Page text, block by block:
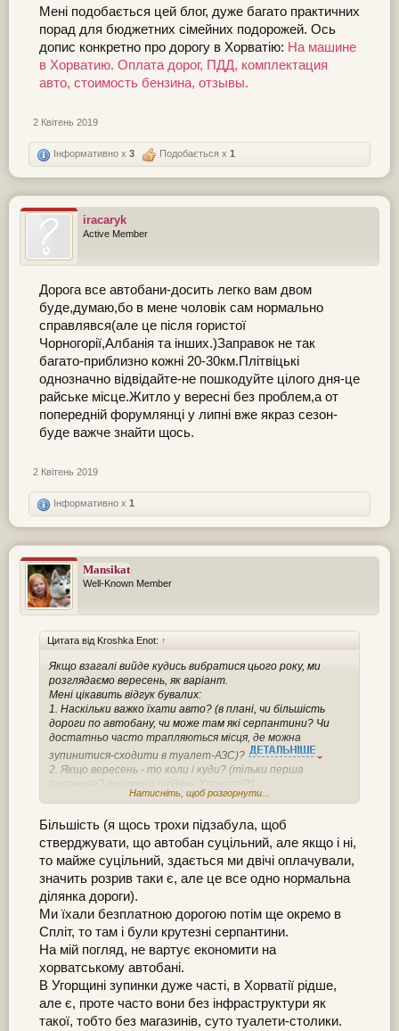
Мені подобається цей блог, дуже багато практичних
порад для бюджетних сімейних подорожей. Ось
допис конкретно про дорогу в Хорватію: На машине
в Хорватию. Оплата дорог, ПДД, комплектация
авто, стоимость бензина, отзывы.
2 Квітень 2019
Інформативно x 3 Подобається x 1
iracaryk
Active Member
Дорога все автобани-досить легко вам двом
буде,думаю,бо в мене чоловік сам нормально
справлявся(але це після гористої
Чорногорії,Албанія та інших.)Заправок не так
багато-приблизно кожні 20-30км.Плітвіцькі
однозначно відвідайте-не пошкодуйте цілого дня-це
райське місце.Житло у вересні без проблем,а от
попередній форумлянці у липні вже якраз сезон-
буде важче знайти щось.
2 Квітень 2019
Інформативно x 1
Mansikat
Well-Known Member
Цитата від Kroshka Enot: ↑
Якщо взагалі вийде кудись вибратися цього року, ми
розглядаємо вересень, як варіант.
Мені цікавить відгук бувалих:
1. Наскільки важко їхати авто? (в плані, чи більшість
дороги по автобану, чи може там які серпантини? Чи
достатньо часто трапляються місця, де можна
зупинитися-сходити в туалет-АЗС)?
2. Якщо вересень - то коли і куди? (тільки перша
половина? виключно південь Хорватії?)
3. Що з житлом? Ми не можемо зараз нічого бронювати,
Якщо бронювати безпосередньо перед поїздкою, у
вересні буде ще щось нормальне? А може, забронювати
собі готель на першу добу, і на місці шукати, що
порадите?
постою, послухаю.
Але мені ще було б добре, якби в межах досяжності було
якесь хоча б невелике місто з інфраструктурою.
Натисніть, щоб розгорнути...
Більшість (я щось трохи підзабула, щоб
стверджувати, що автобан суцільний, але якщо і ні,
то майже суцільний, здається ми двічі оплачували,
значить розрив таки є, але це все одно нормальна
ділянка дороги).
Ми їхали безплатною дорогою потім ще окремо в
Спліт, то там і були крутезні серпантини.
На мій погляд, не вартує економити на
хорватському автобані.
В Угорщині зупинки дуже часті, в Хорватії рідше,
але є, проте часто вони без інфраструктури як
такої, тобто без магазинів, суто туалети-столики.